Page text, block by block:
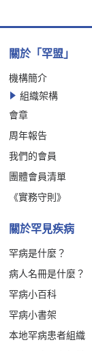
關於「罕盟」
機構簡介
組織架構
會章
周年報告
我們的會員
團體會員清單
《實務守則》
關於罕見疾病
罕病是什麼？
病人名冊是什麼？
罕病小百科
罕病小書架
本地罕病患者組織